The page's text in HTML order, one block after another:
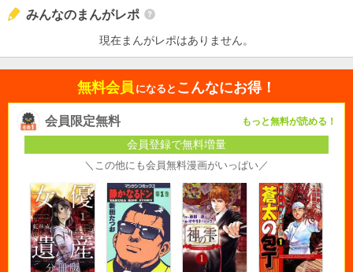
みんなのまんがレポ
現在まんがレポはありません。
無料会員 になると こんなにお得！
会員限定無料 もっと無料が読める！
会員登録で無料増量
＼この他にも会員無料漫画がいっぱい／